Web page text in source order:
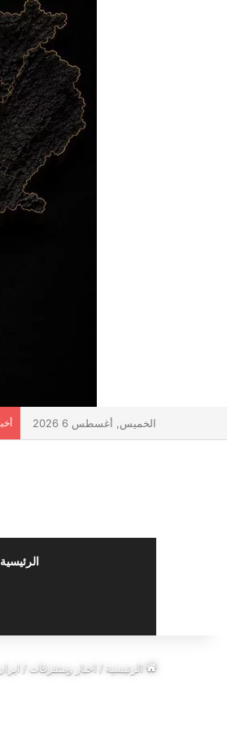
الخميس, أغسطس 6 2026
الرئيسية
الرئيسية/ اخبار ومتفرقات/